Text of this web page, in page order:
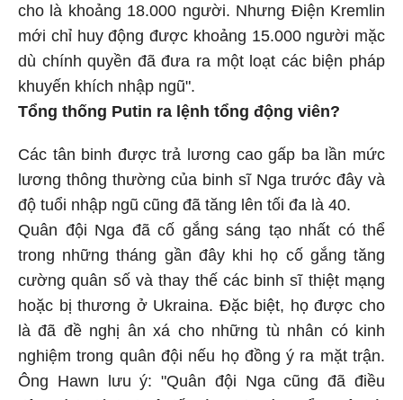
cho là khoảng 18.000 người. Nhưng Điện Kremlin
mới chỉ huy động được khoảng 15.000 người mặc
dù chính quyền đã đưa ra một loạt các biện pháp
khuyến khích nhập ngũ".
Tổng thống Putin ra lệnh tổng động viên?
Các tân binh được trả lương cao gấp ba lần mức
lương thông thường của binh sĩ Nga trước đây và
độ tuổi nhập ngũ cũng đã tăng lên tối đa là 40.
Quân đội Nga đã cố gắng sáng tạo nhất có thể
trong những tháng gần đây khi họ cố gắng tăng
cường quân số và thay thế các binh sĩ thiệt mạng
hoặc bị thương ở Ukraina. Đặc biệt, họ được cho
là đã đề nghị ân xá cho những tù nhân có kinh
nghiệm trong quân đội nếu họ đồng ý ra mặt trận.
Ông Hawn lưu ý: "Quân đội Nga cũng đã điều